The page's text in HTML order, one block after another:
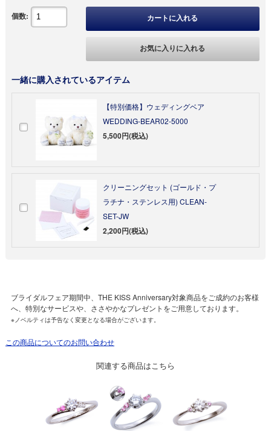
個数: カートに入れる
お気に入りに入れる
一緒に購入されているアイテム
【特別価格】ウェディングベア
WEDDING-BEAR02-5000
5,500円(税込)
クリーニングセット (ゴールド・プ
ラチナ・ステンレス用) CLEAN-
SET-JW
2,200円(税込)
ブライダルフェア期間中、THE KISS Anniversary対象商品をご成約のお客様
へ、特別なサービスや、ささやかなプレゼントをご用意しております。
※ノベルティは予告なく変更となる場合がございます。
この商品についてのお問い合わせ
関連する商品はこちら